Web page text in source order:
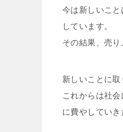
今は新しいこ
しています。
その結果、売
新しいことに取
これからは社
に費やしてい